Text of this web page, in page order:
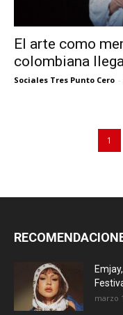
El arte como
colombiana
Sociales Tres Punto Cero -
1
marzo